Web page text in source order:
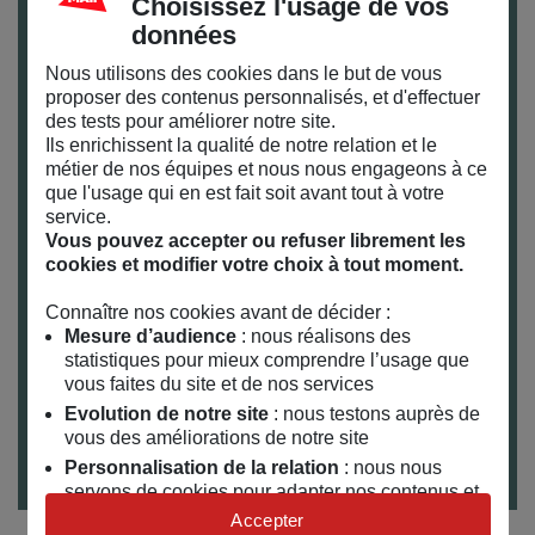
gourvernementales, ces ateliers auront lieu en ligne
Pour le bien-être et la sécurité de tous, nous vous
dans l’enceinte du MAIF Social Club. Plus
d’informationsici.
Pour venir au MAIF SOCIAL CLUB et connaître nos
horaires : toutes nos infos pratiquesici
Choisissez l'usage de vos
données
Nous utilisons des cookies dans le but de vous
proposer des contenus personnalisés, et d'effectuer
des tests pour améliorer notre site.
Ils enrichissent la qualité de notre relation et le
métier de nos équipes et nous nous engageons à ce
que l'usage qui en est fait soit avant tout à votre
service.
Vous pouvez accepter ou refuser librement les
cookies et modifier votre choix à tout moment.
Connaître nos cookies avant de décider :
Mesure d’audience: nous réalisons des
statistiques pour mieux comprendre l’usage que
vous faites du site et de nos services
Evolution de notre site: nous testons auprès de
vous des améliorations de notre site
Personnalisation de la relation : nous nous
servons de cookies pour adapter nos contenus et
personnaliser nos offresAccepter